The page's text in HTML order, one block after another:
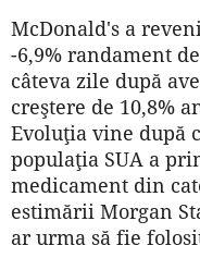
McDonald's a
-6,9% randament
câteva zile după
creştere de 10,8%
Evoluţia vine după
populaţia SUA a
medicament din
estimării Morgan
ar urma să fie